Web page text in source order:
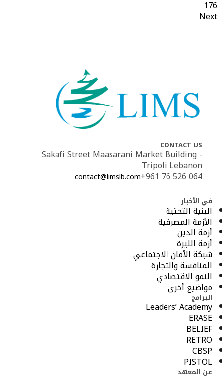
176
Next
CONTACT US
Sakafi Street Maasarani Market Building -
Tripoli Lebanon
contact@limslb.com+961 76 526 064
في الأخبار
البنية التحتية
الأزمة المصرفية
أزمة الدين
أزمة الليرة
شبكة الأمان الاجتماعي
المنافسة والتجارة
النمو الاقتصادي
مواضيع أخرى
البرامج
Leaders’ Academy
ERASE
BELIEF
RETRO
CBSP
PISTOL
عن المعهد